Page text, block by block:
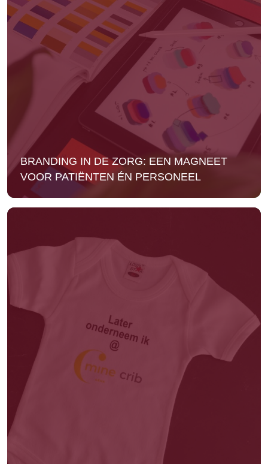
BRANDING IN DE ZORG: EEN MAGNEET
VOOR PATIËNTEN ÉN PERSONEEL